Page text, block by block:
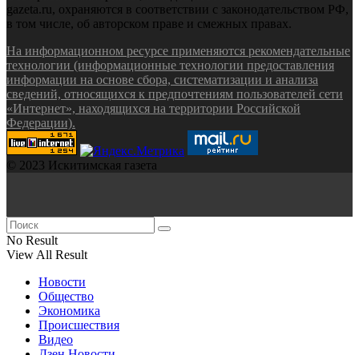
gazeta.ru, охраняются в соответствии с законодательством РФ,
в том числе, об авторском праве и смежных правах.
На информационном ресурсе применяются рекомендательные
технологии (информационные технологии предоставления
информации на основе сбора, систематизации и анализа
сведений, относящихся к предпочтениям пользователей сети
«Интернет», находящихся на территории Российской
Федерации).
© 2023 Искитимская газета
No Result
View All Result
Новости
Общество
Экономика
Происшествия
Видео